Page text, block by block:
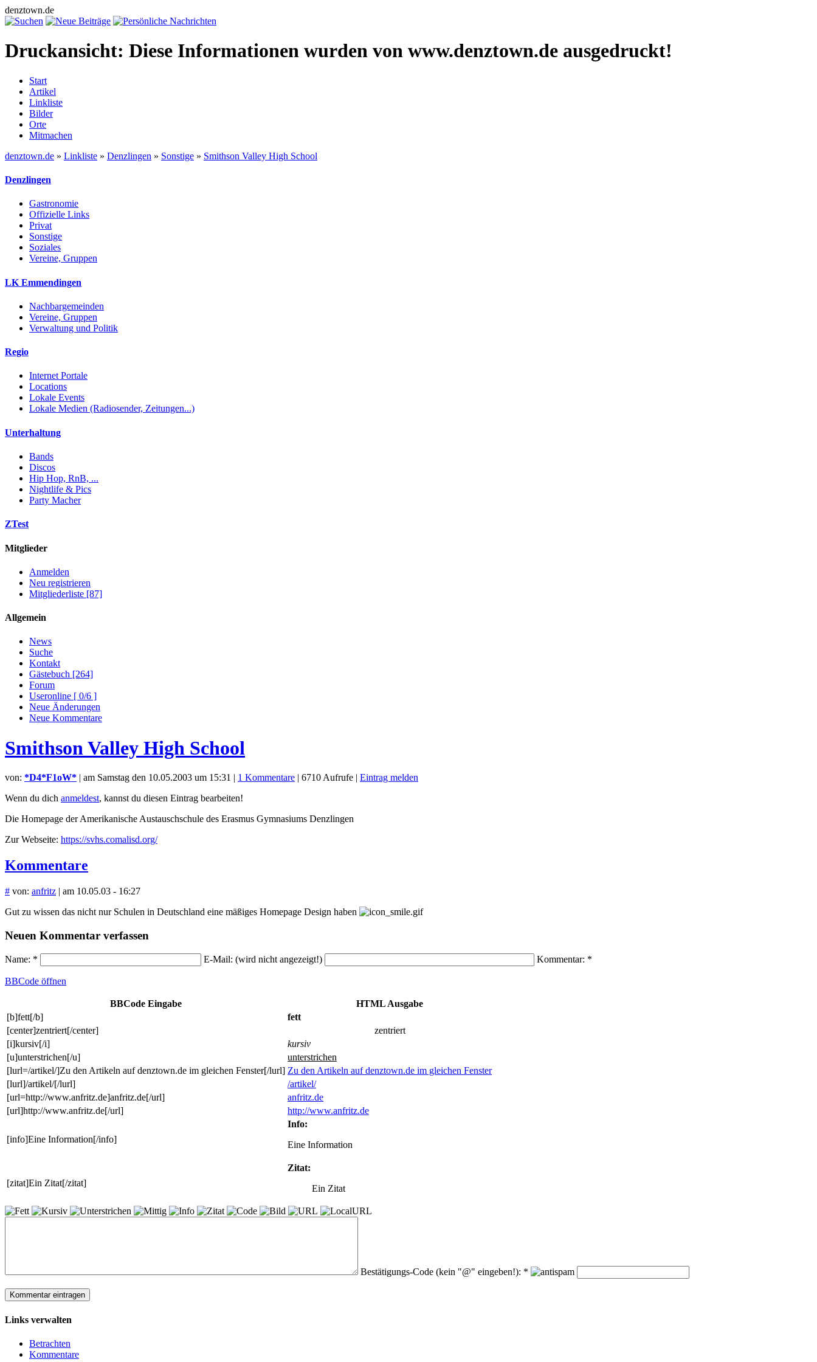
denztown.de
Druckansicht: Diese Informationen wurden von www.denztown.de ausgedruckt!
Start
Artikel
Linkliste
Bilder
Orte
Mitmachen
denztown.de » Linkliste » Denzlingen » Sonstige » Smithson Valley High School
Denzlingen
Gastronomie
Offizielle Links
Privat
Sonstige
Soziales
Vereine, Gruppen
LK Emmendingen
Nachbargemeinden
Vereine, Gruppen
Verwaltung und Politik
Regio
Internet Portale
Locations
Lokale Events
Lokale Medien (Radiosender, Zeitungen...)
Unterhaltung
Bands
Discos
Hip Hop, RnB, ...
Nightlife & Pics
Party Macher
ZTest
Mitglieder
Anmelden
Neu registrieren
Mitgliederliste [87]
Allgemein
News
Suche
Kontakt
Gästebuch [264]
Forum
Useronline [ 0/6 ]
Neue Änderungen
Neue Kommentare
Smithson Valley High School
von: *D4*F1oW* | am Samstag den 10.05.2003 um 15:31 | 1 Kommentare | 6710 Aufrufe | Eintrag melden
Wenn du dich anmeldest, kannst du diesen Eintrag bearbeiten!
Die Homepage der Amerikanische Austauschschule des Erasmus Gymnasiums Denzlingen
Zur Webseite: https://svhs.comalisd.org/
Kommentare
# von: anfritz | am 10.05.03 - 16:27
Gut zu wissen das nicht nur Schulen in Deutschland eine mäßiges Homepage Design haben
Neuen Kommentar verfassen
Name: * E-Mail: (wird nicht angezeigt!) Kommentar: *
BBCode öffnen
BBCode Eingabe
HTML Ausgabe
[b]fett[/b]
fett
[center]zentriert[/center]
zentriert
[i]kursiv[/i]
kursiv
[u]unterstrichen[/u]
unterstrichen
[lurl=/artikel/]Zu den Artikeln auf denztown.de im gleichen Fenster[/lurl] Zu den Artikeln auf denztown.de im gleichen Fenster
[lurl]/artikel/[/lurl]
/artikel/
[url=http://www.anfritz.de]anfritz.de[/url]
anfritz.de
[url]http://www.anfritz.de[/url]
http://www.anfritz.de
[info]Eine Information[/info]
Info:
Eine Information
[zitat]Ein Zitat[/zitat]
Zitat:
Ein Zitat
Bestätigungs-Code (kein "@" eingeben!): *
Links verwalten
Betrachten
Kommentare